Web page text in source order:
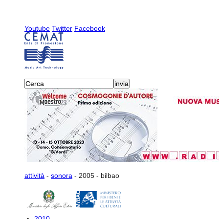
Youtube Twitter Facebook
attività - sonora - 2005 - bilbao